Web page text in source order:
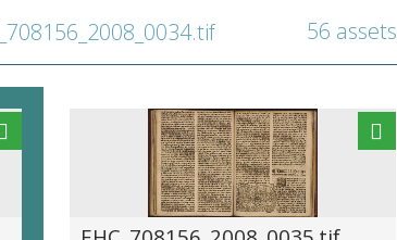
56 assets